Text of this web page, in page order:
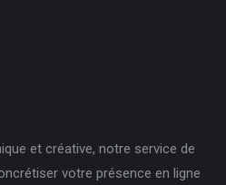
et créative, notre service de
votre présence en ligne